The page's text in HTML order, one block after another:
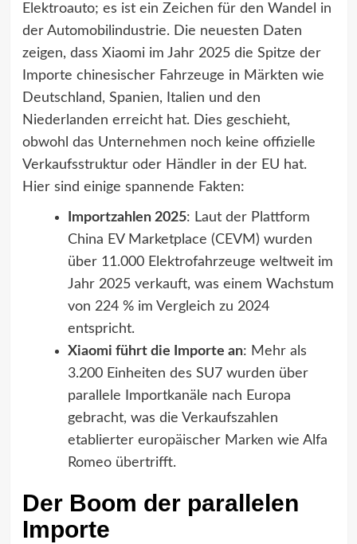
Elektroauto; es ist ein Zeichen für den Wandel in
der Automobilindustrie. Die neuesten Daten
zeigen, dass Xiaomi im Jahr 2025 die Spitze der
Importe chinesischer Fahrzeuge in Märkten wie
Deutschland, Spanien, Italien und den
Niederlanden erreicht hat. Dies geschieht,
obwohl das Unternehmen noch keine offizielle
Verkaufsstruktur oder Händler in der EU hat.
Hier sind einige spannende Fakten:
Importzahlen 2025: Laut der Plattform
China EV Marketplace (CEVM) wurden
über 11.000 Elektrofahrzeuge weltweit im
Jahr 2025 verkauft, was einem Wachstum
von 224 % im Vergleich zu 2024
entspricht.
Xiaomi führt die Importe an: Mehr als
3.200 Einheiten des SU7 wurden über
parallele Importkanäle nach Europa
gebracht, was die Verkaufszahlen
etablierter europäischer Marken wie Alfa
Romeo übertrifft.
Der Boom der parallelen
Importe